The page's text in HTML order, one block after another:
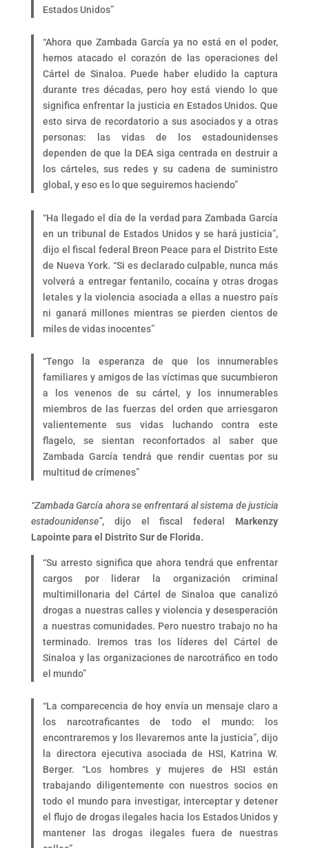
Estados Unidos”
“Ahora que Zambada García ya no está en el poder,
hemos atacado el corazón de las operaciones del
Cártel de Sinaloa. Puede haber eludido la captura
durante tres décadas, pero hoy está viendo lo que
significa enfrentar la justicia en Estados Unidos. Que
esto sirva de recordatorio a sus asociados y a otras
personas: las vidas de los estadounidenses
dependen de que la DEA siga centrada en destruir a
los cárteles, sus redes y su cadena de suministro
global, y eso es lo que seguiremos haciendo”
“Ha llegado el día de la verdad para Zambada García
en un tribunal de Estados Unidos y se hará justicia”,
dijo el fiscal federal Breon Peace para el Distrito Este
de Nueva York. “Si es declarado culpable, nunca más
volverá a entregar fentanilo, cocaína y otras drogas
letales y la violencia asociada a ellas a nuestro país
ni ganará millones mientras se pierden cientos de
miles de vidas inocentes”
“Tengo la esperanza de que los innumerables
familiares y amigos de las víctimas que sucumbieron
a los venenos de su cártel, y los innumerables
miembros de las fuerzas del orden que arriesgaron
valientemente sus vidas luchando contra este
flagelo, se sientan reconfortados al saber que
Zambada García tendrá que rendir cuentas por su
multitud de crímenes”
“Zambada García ahora se enfrentará al sistema de justicia
estadounidense”, dijo el fiscal federal Markenzy
Lapointe para el Distrito Sur de Florida.
“Su arresto significa que ahora tendrá que enfrentar
cargos por liderar la organización criminal
multimillonaria del Cártel de Sinaloa que canalizó
drogas a nuestras calles y violencia y desesperación
a nuestras comunidades. Pero nuestro trabajo no ha
terminado. Iremos tras los líderes del Cártel de
Sinaloa y las organizaciones de narcotráfico en todo
el mundo”
“La comparecencia de hoy envía un mensaje claro a
los narcotraficantes de todo el mundo: los
encontraremos y los llevaremos ante la justicia”, dijo
la directora ejecutiva asociada de HSI, Katrina W.
Berger. “Los hombres y mujeres de HSI están
trabajando diligentemente con nuestros socios en
todo el mundo para investigar, interceptar y detener
el flujo de drogas ilegales hacia los Estados Unidos y
mantener las drogas ilegales fuera de nuestras